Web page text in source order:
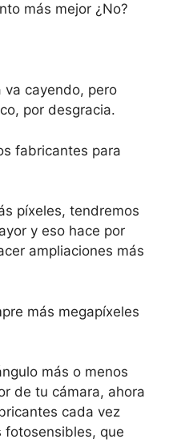
más mejor ¿No?
va cayendo, pero
por desgracia.
fabricantes para
píxeles, tendremos
y eso hace por
ampliaciones más
más megapíxeles
más o menos
de tu cámara, ahora
cada vez
fotosensibles, que